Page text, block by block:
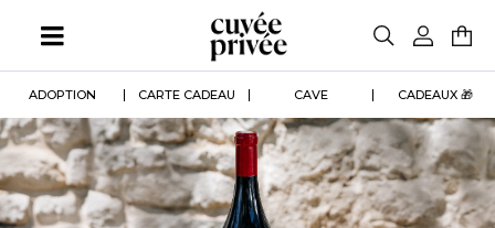
contenu
ADOPTION CARTE CADEAU CAVE CADEAUX 🎁